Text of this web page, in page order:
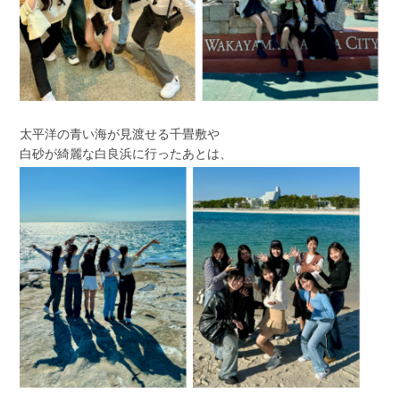
太平洋の青い海が見渡せる千畳敷や
白砂が綺麗な白良浜に行ったあとは、